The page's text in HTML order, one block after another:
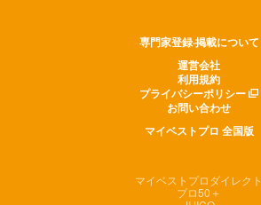
専門家登録·掲載について
運営会社
利用規約
プライバシーポリシー
お問い合わせ
マイベストプロ 全国版
マイベストプロダイレクト
プロ50＋